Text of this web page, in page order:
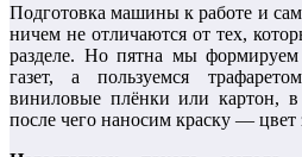
Подготовка машины к работе и
ничем не отличаются от тех,
разделе. Но пятна мы
газет, а пользуемся
виниловые плёнки или картон,
после чего наносим краску — цвет